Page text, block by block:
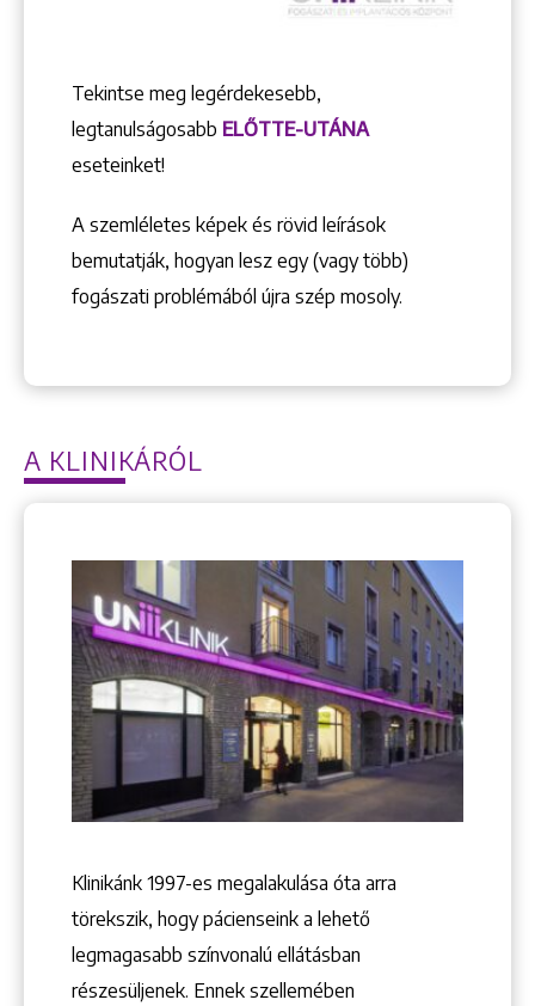
+36 1 222 7250
+36 1 222 9150
1148 Budapest, Örs vezér tere 2.
Tekintse meg legérdekesebb,
legtanulságosabb ELŐTTE-UTÁNA
eseteinket!
A szemléletes képek és rövid leírások
bemutatják, hogyan lesz egy (vagy több)
fogászati problémából újra szép mosoly.
A KLINIKÁRÓL
Klinikánk 1997-­es megalakulása óta arra
törekszik, hogy pácienseink a lehető
legmagasabb színvonalú ellátásban
részesüljenek. Ennek szellemében